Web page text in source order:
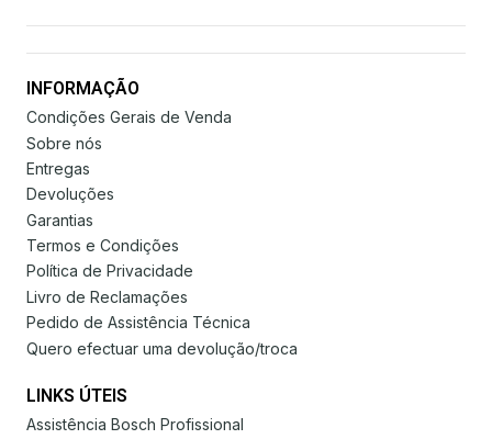
INFORMAÇÃO
Condições Gerais de Venda
Sobre nós
Entregas
Devoluções
Garantias
Termos e Condições
Política de Privacidade
Livro de Reclamações
Pedido de Assistência Técnica
Quero efectuar uma devolução/troca
LINKS ÚTEIS
Assistência Bosch Profissional